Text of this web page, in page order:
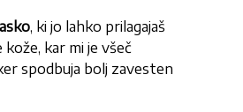
, ki jo lahko prilagajaš
kar mi je všeč
spodbuja bolj zavesten